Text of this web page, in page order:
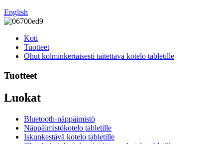
English
Koti
Tuotteet
Ohut kolminkertaisesti taitettava kotelo tabletille
Tuotteet
Luokat
Bluetooth-näppäimistö
Näppäimistökotelo tabletille
Iskunkestävä kotelo tabletille